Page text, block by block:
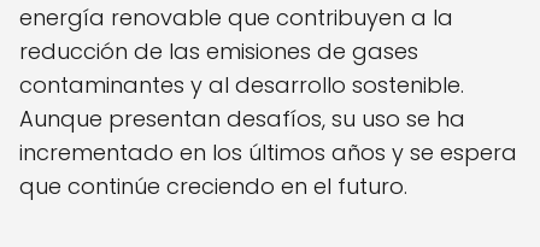
energía renovable que contribuyen a la
reducción de las emisiones de gases
contaminantes y al desarrollo sostenible.
Aunque presentan desafíos, su uso se ha
incrementado en los últimos años y se espera
que continúe creciendo en el futuro.